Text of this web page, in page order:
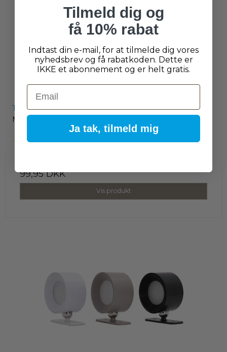
Tegningsramme
MF-405
99,95 DKK
Vis produkt
Tilmeld dig og
få 10% rabat
Indtast din e-mail, for at tilmelde dig vores
nyhedsbrev og få rabatkoden. Dette er
IKKE et abonnement og er helt gratis.
Email
Ja tak, tilmeld mig